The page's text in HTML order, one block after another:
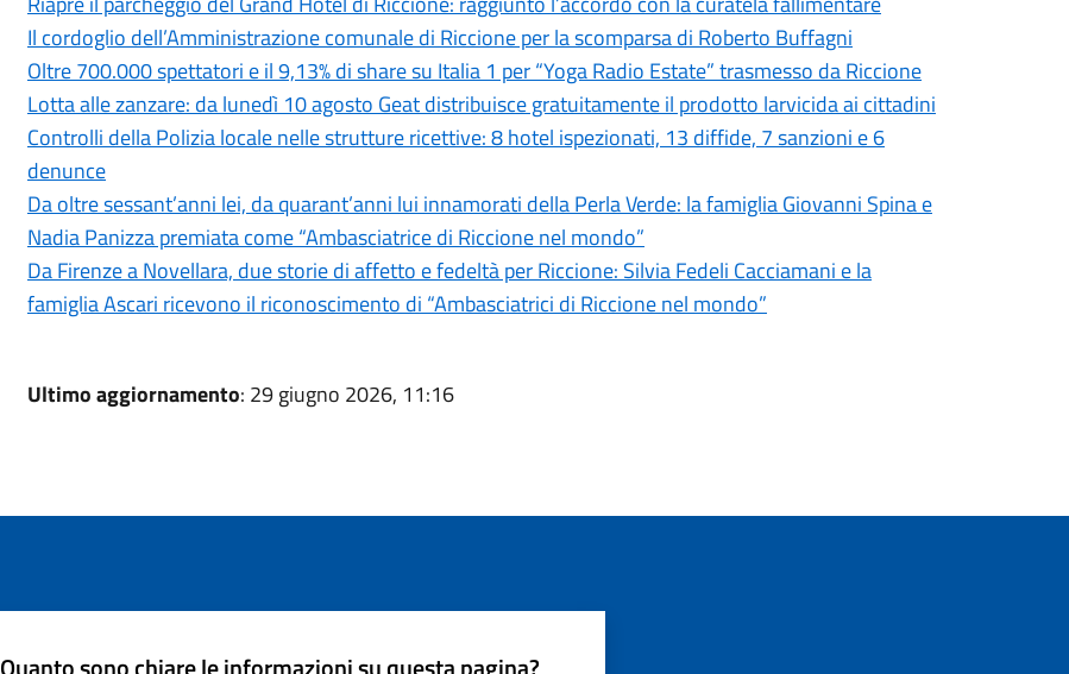
Il cordoglio dell’Amministrazione comunale di Riccione per la scomparsa di Roberto Buffagni
Oltre 700.000 spettatori e il 9,13% di share su Italia 1 per “Yoga Radio Estate” trasmesso da Riccione
Lotta alle zanzare: da lunedì 10 agosto Geat distribuisce gratuitamente il prodotto larvicida ai cittadini
Controlli della Polizia locale nelle strutture ricettive: 8 hotel ispezionati, 13 diffide, 7 sanzioni e 6
denunce
Da oltre sessant’anni lei, da quarant’anni lui innamorati della Perla Verde: la famiglia Giovanni Spina e
Nadia Panizza premiata come “Ambasciatrice di Riccione nel mondo”
Da Firenze a Novellara, due storie di affetto e fedeltà per Riccione: Silvia Fedeli Cacciamani e la
famiglia Ascari ricevono il riconoscimento di “Ambasciatrici di Riccione nel mondo”
Ultimo aggiornamento: 29 giugno 2026, 11:16